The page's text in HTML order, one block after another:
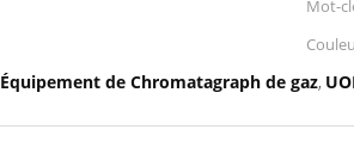
Mot-
Équipement de Chromatagraph de gaz,